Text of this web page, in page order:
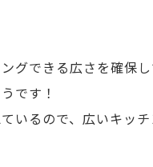
グできる広さを確保
です！
いるので、広いキッチ